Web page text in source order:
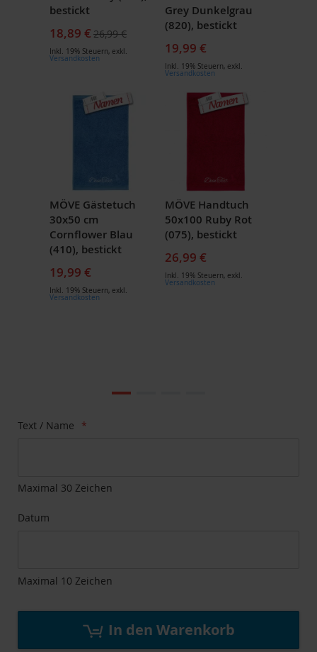
Bildgalerie
Zum
springen
Text / Name
Maximal 30 Zeichen
Datum
Maximal 10 Zeichen
In den Warenkorb
bestickt
Sonderpreis
18,89 € 26,99 €
Inkl. 19% Steuern, exkl.
Versandkosten
Grey Dunkelgrau
(820), bestickt
19,99 €
Inkl. 19% Steuern, exkl.
Versandkosten
MÖVE Gästetuch
30x50 cm
Cornflower Blau
(410), bestickt
19,99 €
Inkl. 19% Steuern, exkl.
Versandkosten
MÖVE Handtuch
50x100 Ruby Rot
(075), bestickt
26,99 €
Inkl. 19% Steuern, exkl.
Versandkosten